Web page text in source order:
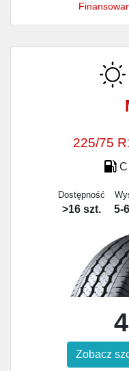
225/75
C
Dostępność
>16 szt. 5-
Zobacz